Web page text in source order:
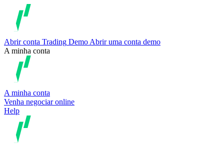
Abrir conta Trading Demo Abrir uma conta demo
A minha conta
A minha conta
Venha negociar online
Help